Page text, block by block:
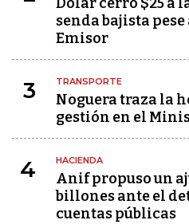
senda bajista pese
Emisor
3 TRANSPORTE
Noguera traza la
gestión en el
4 HACIENDA
Anif propuso un
billones ante el
cuentas públicas